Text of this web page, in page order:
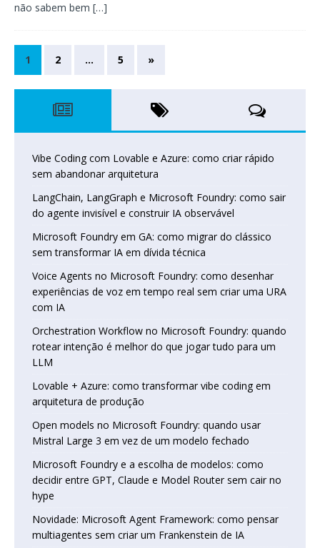
não sabem bem […]
1 2 … 5 »
Vibe Coding com Lovable e Azure: como criar rápido
sem abandonar arquitetura
LangChain, LangGraph e Microsoft Foundry: como sair
do agente invisível e construir IA observável
Microsoft Foundry em GA: como migrar do clássico
sem transformar IA em dívida técnica
Voice Agents no Microsoft Foundry: como desenhar
experiências de voz em tempo real sem criar uma URA
com IA
Orchestration Workflow no Microsoft Foundry: quando
rotear intenção é melhor do que jogar tudo para um
LLM
Lovable + Azure: como transformar vibe coding em
arquitetura de produção
Open models no Microsoft Foundry: quando usar
Mistral Large 3 em vez de um modelo fechado
Microsoft Foundry e a escolha de modelos: como
decidir entre GPT, Claude e Model Router sem cair no
hype
Novidade: Microsoft Agent Framework: como pensar
multiagentes sem criar um Frankenstein de IA